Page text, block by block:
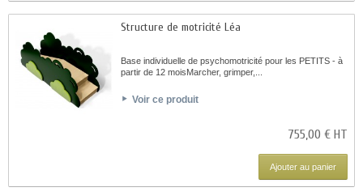
Structure de motricité Léa
Base individuelle de psychomotricité pour les PETITS - à
partir de 12 moisMarcher, grimper,...
Voir ce produit
755,00 € HT
Ajouter au panier